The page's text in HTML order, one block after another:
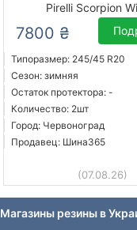
Pirelli Scorpion
7800 ₴
Типоразмер: 245/45 R20
Сезон: зимняя
Остаток протектора: -
Количество: 2шт
Город: Червоноград
Продавец: Шина365
(07.08.26)
Магазины резины в